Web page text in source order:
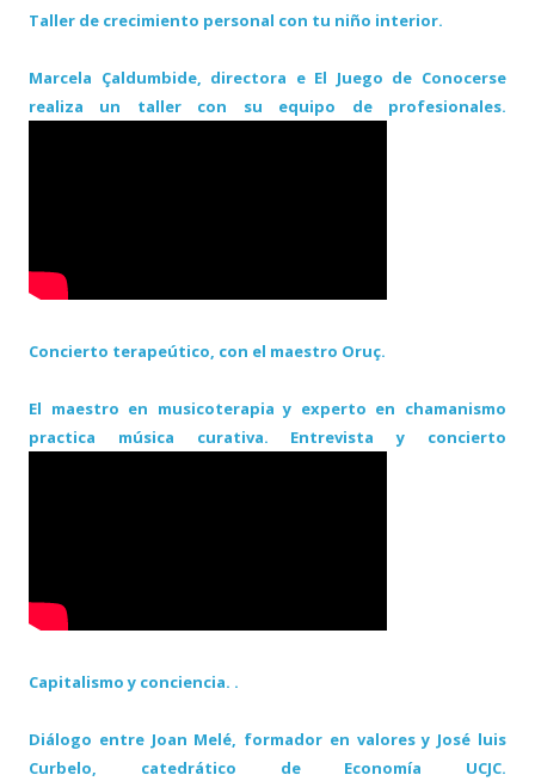
Taller de crecimiento personal con tu niño interior.
Marcela Çaldumbide, directora e El Juego de Conocerse
realiza un taller con su equipo de profesionales.
Concierto terapeútico, con el maestro Oruç.
El maestro en musicoterapia y experto en chamanismo
practica música curativa. Entrevista y concierto
Capitalismo y conciencia. .
Diálogo entre Joan Melé, formador en valores y José luis
Curbelo, catedrático de Economía UCJC.